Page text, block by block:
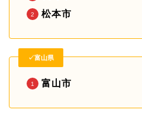
松本市
✓富山県
富山市